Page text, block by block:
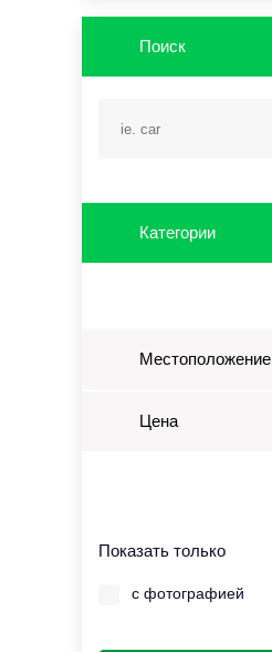
Поиск
Категории
Местоположение
Цена
Показать только
с фотографией